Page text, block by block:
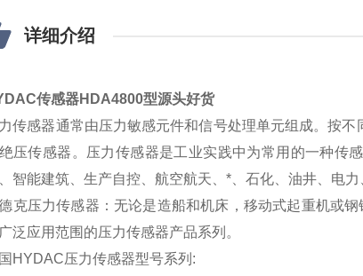
详细介绍
传感器HDA4800型源头好货
传感器通常由压力敏感元件和信号处理单元组成。按
压传感器。压力传感器是工业实践中为常用的一种传
智能建筑、生产自控、航空航天、*、石化、油井、电力
克压力传感器：无论是造船和机床，移动式起重机或
泛应用范围的压力传感器产品系列。
HYDAC压力传感器型号系列: